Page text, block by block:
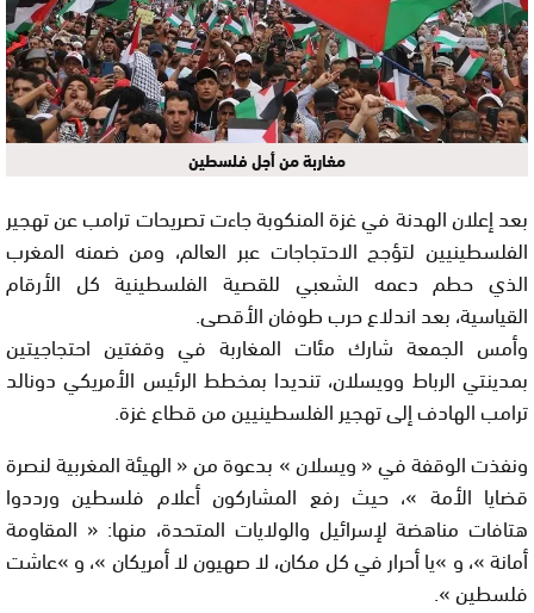
مغاربة من أجل فلسطين
بعد إعلان الهدنة في غزة المنكوبة جاءت تصريحات ترامب عن تهجير
الفلسطينيين لتؤجج الاحتجاجات عبر العالم، ومن ضمنه المغرب
الذي حطم دعمه الشعبي للقصية الفلسطينية كل الأرقام
القياسية، بعد اندلاع حرب طوفان الأقصى.
وأمس الجمعة شارك مئات المغاربة في وقفتين احتجاجيتين
بمدينتي الرباط وويسلان، تنديدا بمخطط الرئيس الأمريكي دونالد
ترامب الهادف إلى تهجير الفلسطينيين من قطاع غزة.
ونفذت الوقفة في « ويسلان » بدعوة من « الهيئة المغربية لنصرة
قضايا الأمة »، حيث رفع المشاركون أعلام فلسطين ورددوا
هتافات مناهضة لإسرائيل والولايات المتحدة، منها: « المقاومة
أمانة »، و »يا أحرار في كل مكان، لا صهيون لا أمريكان »، و »عاشت
فلسطين ».